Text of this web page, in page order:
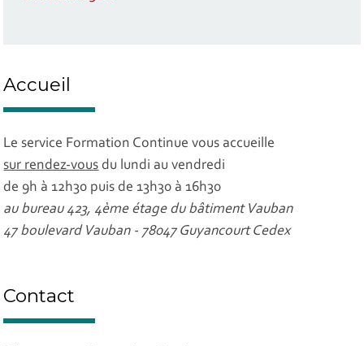
Accueil
Le service Formation Continue vous accueille
sur rendez-vous du lundi au vendredi
de 9h à 12h30 puis de 13h30 à 16h30
au bureau 423, 4ème étage du bâtiment Vauban
47 boulevard Vauban - 78047 Guyancourt Cedex
Contact